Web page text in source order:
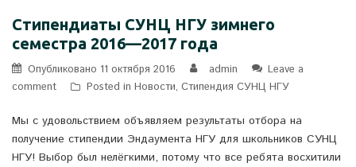
Стипендиаты СУНЦ НГУ зимнего
семестра 2016—2017 года
Опубликовано 11 октября 2016 admin
Leave a
comment
Posted in Новости, Стипендия СУНЦ НГУ
Мы с удовольствием объявляем результаты отбора на
получение стипендии Эндаумента НГУ для школьников СУНЦ
НГУ! Выбор был нелёгкими, потому что все ребята восхитили